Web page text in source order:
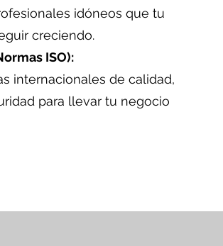
idóneos que tu
creciendo.
ISO):
internacionales de calidad,
para llevar tu negocio